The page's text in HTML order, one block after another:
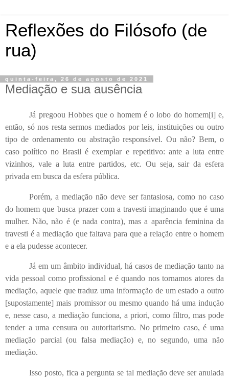
Reflexões do Filósofo (de
rua)
quinta-feira, 26 de agosto de 2021
Mediação e sua ausência
Já pregoou Hobbes que o homem é o lobo do homem[i] e,
então, só nos resta sermos mediados por leis, instituições ou outro
tipo de ordenamento ou abstração responsável. Ou não? Bem, o
caso político no Brasil é exemplar e repetitivo: ante a luta entre
vizinhos, vale a luta entre partidos, etc. Ou seja, sair da esfera
privada em busca da esfera pública.
Porém, a mediação não deve ser fantasiosa, como no caso
do homem que busca prazer com a travesti imaginando que é uma
mulher. Não, não é (e nada contra), mas a aparência feminina da
travesti é a mediação que faltava para que a relação entre o homem
e a ela pudesse acontecer.
Já em um âmbito individual, há casos de mediação tanto na
vida pessoal como profissional e é quando nos tornamos atores da
mediação, aquele que traduz uma informação de um estado a outro
[supostamente] mais promissor ou mesmo quando há uma indução
e, nesse caso, a mediação funciona, a priori, como filtro, mas pode
tender a uma censura ou autoritarismo. No primeiro caso, é uma
mediação parcial (ou falsa mediação) e, no segundo, uma não
mediação.
Isso posto, fica a pergunta se tal mediação deve ser anulada